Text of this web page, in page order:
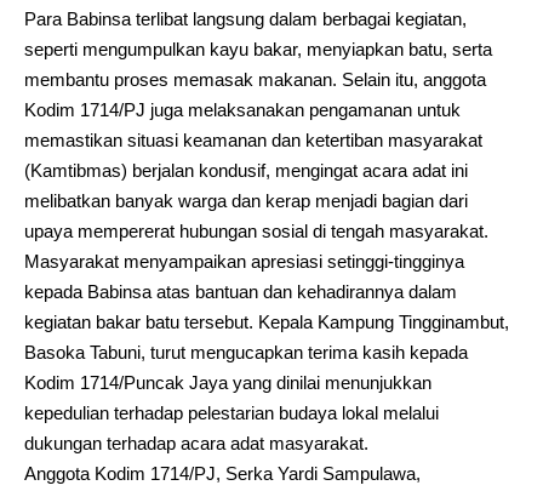
Para Babinsa terlibat langsung dalam berbagai kegiatan,
seperti mengumpulkan kayu bakar, menyiapkan batu, serta
membantu proses memasak makanan. Selain itu, anggota
Kodim 1714/PJ juga melaksanakan pengamanan untuk
memastikan situasi keamanan dan ketertiban masyarakat
(Kamtibmas) berjalan kondusif, mengingat acara adat ini
melibatkan banyak warga dan kerap menjadi bagian dari
upaya mempererat hubungan sosial di tengah masyarakat.
Masyarakat menyampaikan apresiasi setinggi-tingginya
kepada Babinsa atas bantuan dan kehadirannya dalam
kegiatan bakar batu tersebut. Kepala Kampung Tingginambut,
Basoka Tabuni, turut mengucapkan terima kasih kepada
Kodim 1714/Puncak Jaya yang dinilai menunjukkan
kepedulian terhadap pelestarian budaya lokal melalui
dukungan terhadap acara adat masyarakat.
Anggota Kodim 1714/PJ, Serka Yardi Sampulawa,